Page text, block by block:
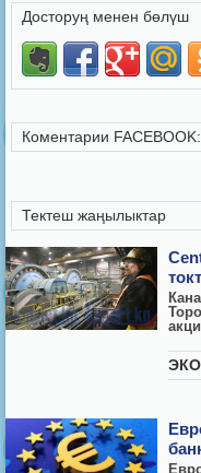
Досторуң менен бөлүш
Коментарии FACEBOOK:
Тектеш жаңылыктар